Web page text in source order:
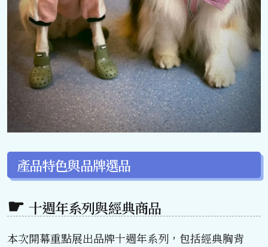
產品特色與品牌選品
十週年系列與經典商品
本次開幕重點展出品牌十週年系列，包括經典胸背